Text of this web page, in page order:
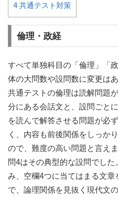
4 共通テスト対策
倫理・政経
すべて単独科目の「倫理」「
体の大問数や設問数に変更は
共通テストの倫理は読解問題
分にある会話文と、設問ごと
を読んで解答させる問題が必
く、内容も前後関係をしっか
ので、難度の高い問題と言え
問4はその典型的な設問でし
み、空欄4つに当てはまる文
で、論理関係を見抜く現代文